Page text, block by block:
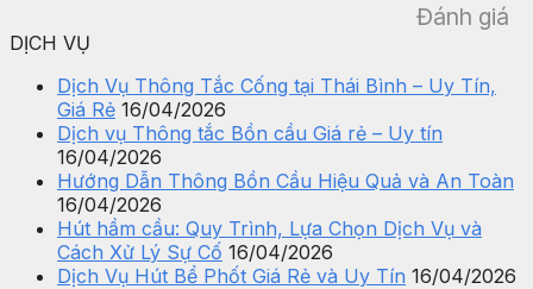
Đánh giá
DỊCH VỤ
Dịch Vụ Thông Tắc Cống tại Thái Bình – Uy Tín,
Giá Rẻ 16/04/2026
Dịch vụ Thông tắc Bồn cầu Giá rẻ – Uy tín
16/04/2026
Hướng Dẫn Thông Bồn Cầu Hiệu Quả và An Toàn
16/04/2026
Hút hầm cầu: Quy Trình, Lựa Chọn Dịch Vụ và
Cách Xử Lý Sự Cố 16/04/2026
Dịch Vụ Hút Bể Phốt Giá Rẻ và Uy Tín 16/04/2026